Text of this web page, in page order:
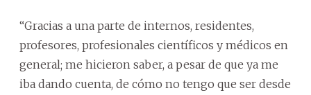
“Gracias a una parte de internos, residentes,
profesores, profesionales científicos y médicos en
general; me hicieron saber, a pesar de que ya me
iba dando cuenta, de cómo no tengo que ser desde